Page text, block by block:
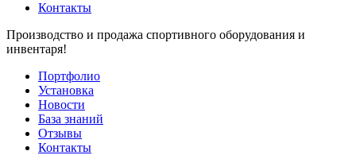
Контакты
Производство и продажа спортивного оборудования и
инвентаря!
Портфолио
Установка
Новости
База знаний
Отзывы
Контакты